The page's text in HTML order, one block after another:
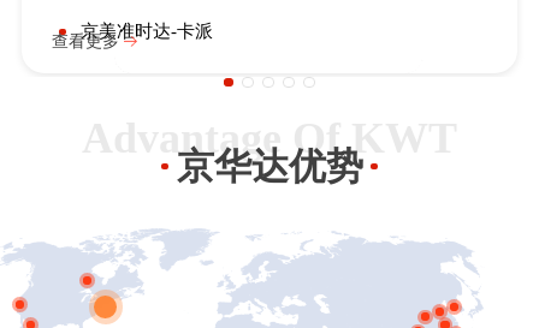
京美准时达-卡派
查看更多
京华达优势
Advantage Of KWT